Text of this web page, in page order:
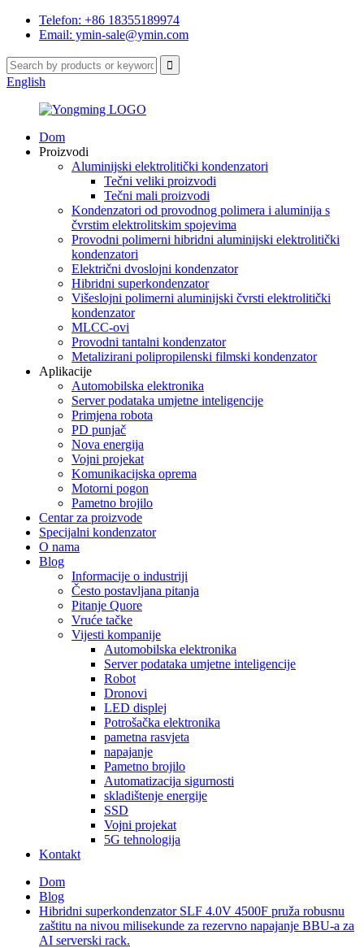
Telefon: +86 18355189974
Email: ymin-sale@ymin.com
English
Dom
Proizvodi
Aluminijski elektrolitički kondenzatori
Tečni veliki proizvodi
Tečni mali proizvodi
Kondenzatori od provodnog polimera i aluminija s
čvrstim elektrolitskim spojevima
Provodni polimerni hibridni aluminijski elektrolitički
kondenzatori
Električni dvoslojni kondenzator
Hibridni superkondenzator
Višeslojni polimerni aluminijski čvrsti elektrolitički
kondenzator
MLCC-ovi
Provodni tantalni kondenzator
Metalizirani polipropilenski filmski kondenzator
Aplikacije
Automobilska elektronika
Server podataka umjetne inteligencije
Primjena robota
PD punjač
Nova energija
Vojni projekat
Komunikacijska oprema
Motorni pogon
Pametno brojilo
Centar za proizvode
Specijalni kondenzator
O nama
Blog
Informacije o industriji
Često postavljana pitanja
Pitanje Quore
Vruće tačke
Vijesti kompanije
Automobilska elektronika
Server podataka umjetne inteligencije
Robot
Dronovi
LED displej
Potrošačka elektronika
pametna rasvjeta
napajanje
Pametno brojilo
Automatizacija sigurnosti
skladištenje energije
SSD
Vojni projekat
5G tehnologija
Kontakt
Dom
Blog
Hibridni superkondenzator SLF 4.0V 4500F pruža robusnu
zaštitu na nivou milisekunde za rezervno napajanje BBU-a za
AI serverski rack.